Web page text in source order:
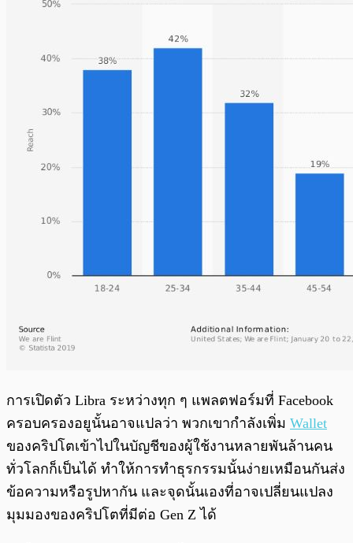
การเปิดตัว Libra ระหว่างทุก ๆ แพลตฟอร์มที่ Facebook
ครอบครองอยูนั้นอาจแปลว่า พวกเขากำลังเพิ่ม Wallet
ของคริปโตเข้าไปในบัญชีของผู้ใช้งานหลายพันล้านคน
ทั่วโลกก็เป็นได้ ทำให้การทำธุรกรรมนั้นง่ายเหมือนกันส่ง
ข้อความหรือรูปหากัน และจุดนั้นเองที่อาจเปลี่ยนแปลง
มุมมองของคริปโตที่มีต่อ Gen Z ได้